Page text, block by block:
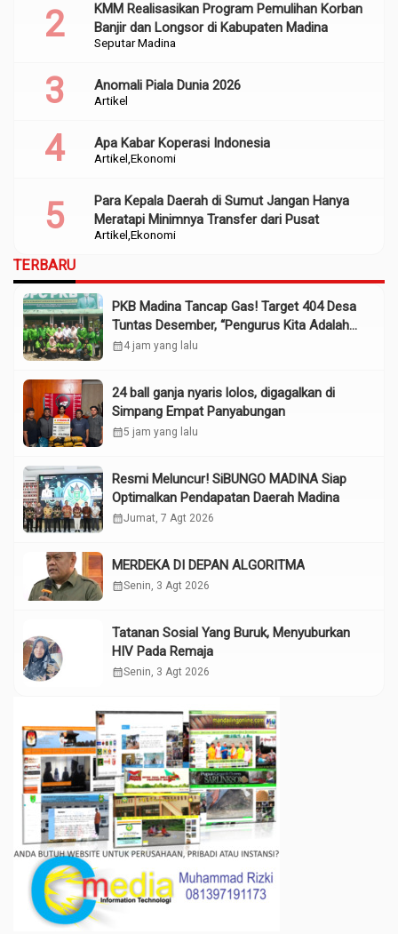
Seputar Madina
KMM Realisasikan Program Pemulihan Korban
Banjir dan Longsor di Kabupaten Madina
Artikel
Anomali Piala Dunia 2026
Artikel Ekonomi
Apa Kabar Koperasi Indonesia
Artikel Ekonomi
Para Kepala Daerah di Sumut Jangan Hanya
Meratapi Minimnya Transfer dari Pusat
TERBARU
PKB Madina Tancap Gas! Target 404 Desa
Tuntas Desember, “Pengurus Kita Adalah
Tokoh”
calendar_month4 jam yang lalu
24 ball ganja nyaris lolos, digagalkan di
Simpang Empat Panyabungan
calendar_month5 jam yang lalu
Resmi Meluncur! SiBUNGO MADINA Siap
Optimalkan Pendapatan Daerah Madina
calendar_monthJumat, 7 Agt 2026
MERDEKA DI DEPAN ALGORITMA
calendar_monthSenin, 3 Agt 2026
Tatanan Sosial Yang Buruk, Menyuburkan
HIV Pada Remaja
calendar_monthSenin, 3 Agt 2026